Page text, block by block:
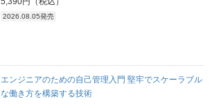
2026.08.05発売
エンジニアのための自己管理入門 堅牢でスケーラブル
な働き方を構築する技術